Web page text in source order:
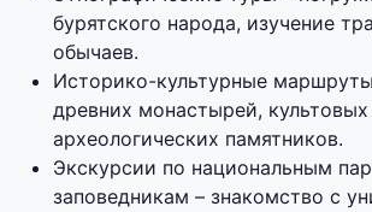
бурятского народа, изучение
обычаев.
Историко-культурные
древних монастырей,
археологических памятников.
Экскурсии по национальным
заповедникам – знакомство с